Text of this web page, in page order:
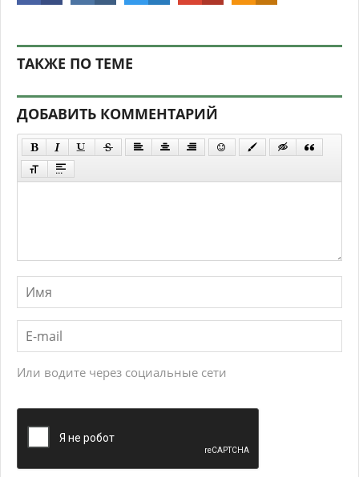
ТАКЖЕ ПО ТЕМЕ
ДОБАВИТЬ КОММЕНТАРИЙ
Или водите через социальные сети